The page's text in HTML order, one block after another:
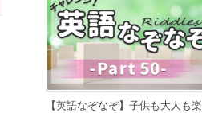
【英語なぞなぞ】子供も大人も楽